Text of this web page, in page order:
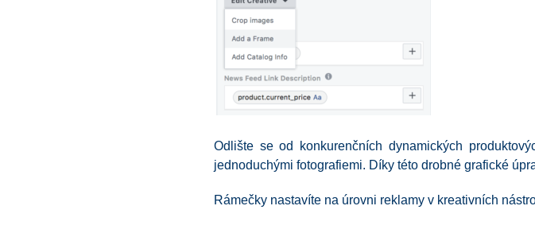
Odlište se od konkurenčních dynamických
jednoduchými fotografiemi. Díky této drobné grafické
Rámečky nastavíte na úrovni reklamy v kreativních